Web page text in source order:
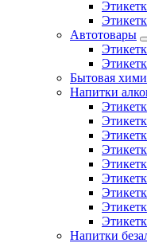
Автотовары
Бытовая
Напитки
Напитки